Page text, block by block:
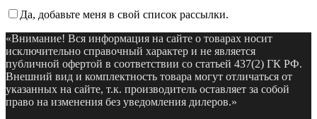
Да, добавьте меня в свой список рассылки.
«Внимание! Вся информация на сайте о товарах носит
исключительно справочный характер и не является
публичной офертой в соответствии со статьей 437(2) ГК РФ.
Внешний вид и комплектность товара могут отличаться от
указанных на сайте, т.к. производитель оставляет за собой
право на изменения без уведомления дилеров.»